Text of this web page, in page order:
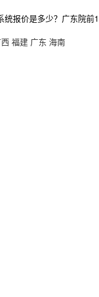
报价是多少？广东院
福建 广东 海南